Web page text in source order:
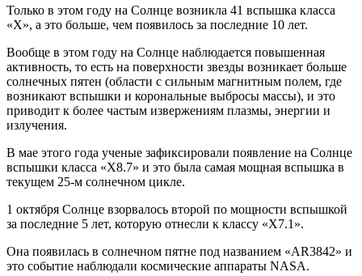
Только в этом году на Солнце возникла 41 вспышка класса
«Х», а это больше, чем появилось за последние 10 лет.
Вообще в этом году на Солнце наблюдается повышенная
активность, то есть на поверхности звезды возникает больше
солнечных пятен (области с сильным магнитным полем, где
возникают вспышки и корональные выбросы массы), и это
приводит к более частым извержениям плазмы, энергии и
излучения.
В мае этого года ученые зафиксировали появление на Солнце
вспышки класса «Х8.7» и это была самая мощная вспышка в
текущем 25-м солнечном цикле.
1 октября Солнце взорвалось второй по мощности вспышкой
за последние 5 лет, которую отнесли к классу «Х7.1».
Она появилась в солнечном пятне под названием «AR3842» и
это событие наблюдали космические аппараты NASA.